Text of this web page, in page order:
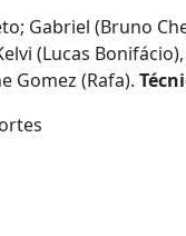
Gabriel (Bruno
(Lucas
Gomez (Rafa).